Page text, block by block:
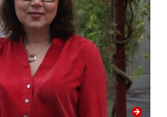
arrow_forward